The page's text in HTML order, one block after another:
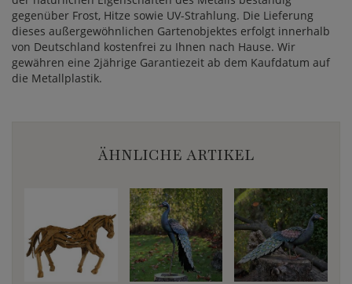
gegenüber Frost, Hitze sowie UV-Strahlung. Die Lieferung
dieses außergewöhnlichen Gartenobjektes erfolgt innerhalb
von Deutschland kostenfrei zu Ihnen nach Hause. Wir
gewähren eine 2jährige Garantiezeit ab dem Kaufdatum auf
die Metallplastik.
ÄHNLICHE ARTIKEL